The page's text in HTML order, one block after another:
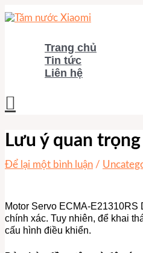
tới
Trang chủ
Tin tức
Liên hệ
Tìm
Lưu ý quan
Để lại một bình luận /
Motor Servo ECMA-E21310RS
chính xác. Tuy nhiên, để khai
cấu hình điều khiển.